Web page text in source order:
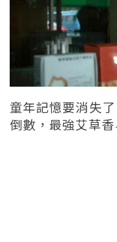
童年記憶要消失
倒數，最強艾草